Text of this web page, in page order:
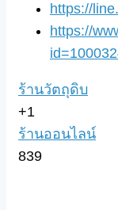
https://
https://
ร้านวัตถุดิบ
+1
ร้านออนไลน์
839